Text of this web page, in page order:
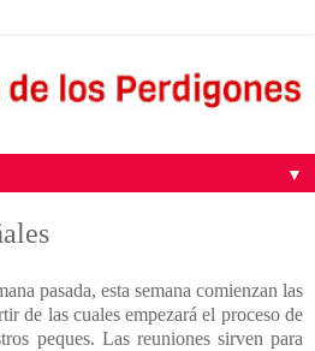
▼
pasada, esta semana comienzan las
de las cuales empezará el proceso de
peques. Las reuniones sirven para